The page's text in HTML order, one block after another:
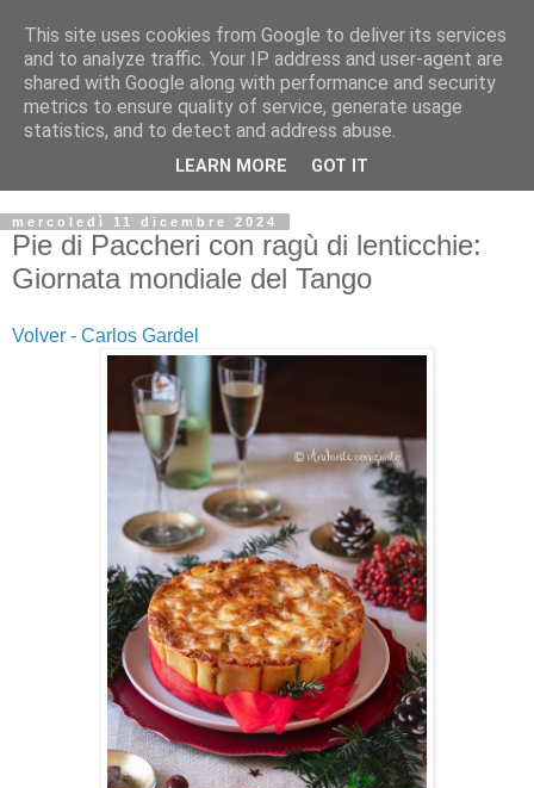
mercoledì 11 dicembre 2024
Pie di Paccheri con ragù di lenticchie:
Giornata mondiale del Tango
Volver - Carlos Gardel
This site uses cookies from Google to deliver its services
and to analyze traffic. Your IP address and user-agent are
shared with Google along with performance and security
metrics to ensure quality of service, generate usage
statistics, and to detect and address abuse.
LEARN MORE GOT IT